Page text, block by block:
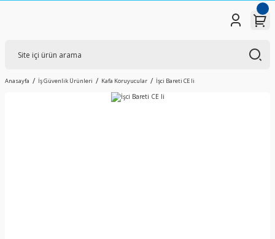
Anasayfa İş Güvenlik Ürünleri Kafa Koruyucular İşci Bareti CE li